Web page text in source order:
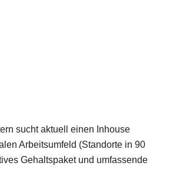
sucht aktuell einen Inhouse
Arbeitsumfeld (Standorte in 90
Gehaltspaket und umfassende